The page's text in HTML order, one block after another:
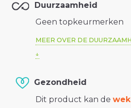
Duurzaamheid
Geen topkeurmerken
MEER OVER DE
Gezondheid
Dit product kan de